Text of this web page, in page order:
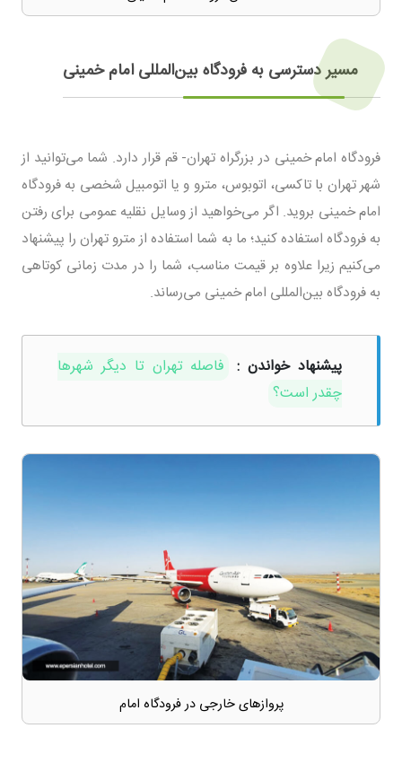
مسیر دسترسی به فرودگاه بین‌المللی امام خمینی
فرودگاه امام خمینی در بزرگراه تهران- قم قرار دارد. شما می‌توانید از
شهر تهران با تاکسی، اتوبوس، مترو و یا اتومبیل شخصی به فرودگاه
امام خمینی بروید. اگر می‌خواهید از وسایل نقلیه عمومی برای رفتن
به فرودگاه استفاده کنید؛ ما به شما استفاده از مترو تهران را پیشنهاد
می‌کنیم زیرا علاوه بر قیمت مناسب، شما را در مدت زمانی کوتاهی
به فرودگاه بین‌المللی امام خمینی می‌رساند.
پیشنهاد خواندن : فاصله تهران تا دیگر شهرها
چقدر است؟
پروازهای خارجی در فرودگاه امام